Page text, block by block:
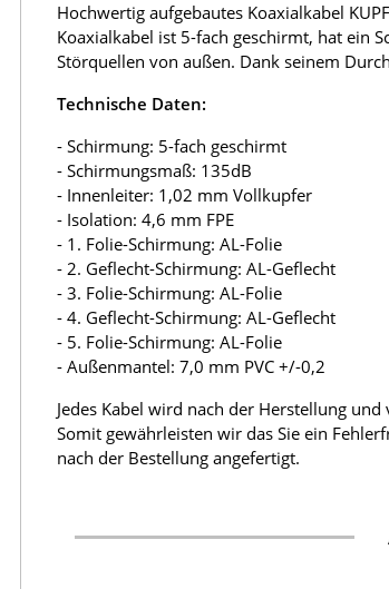
Hochwertig aufgebautes Koaxialkabel
Koaxialkabel ist 5-fach geschirmt, hat ein
Störquellen von außen. Dank seinem
Technische Daten:
- Schirmung: 5-fach geschirmt
- Schirmungsmaß: 135dB
- Innenleiter: 1,02 mm Vollkupfer
- Isolation: 4,6 mm FPE
- 1. Folie-Schirmung: AL-Folie
- 2. Geflecht-Schirmung: AL-Geflecht
- 3. Folie-Schirmung: AL-Folie
- 4. Geflecht-Schirmung: AL-Geflecht
- 5. Folie-Schirmung: AL-Folie
- Außenmantel: 7,0 mm PVC +/-0,2
Jedes Kabel wird nach der Herstellung
Somit gewährleisten wir das Sie ein
nach der Bestellung angefertigt.